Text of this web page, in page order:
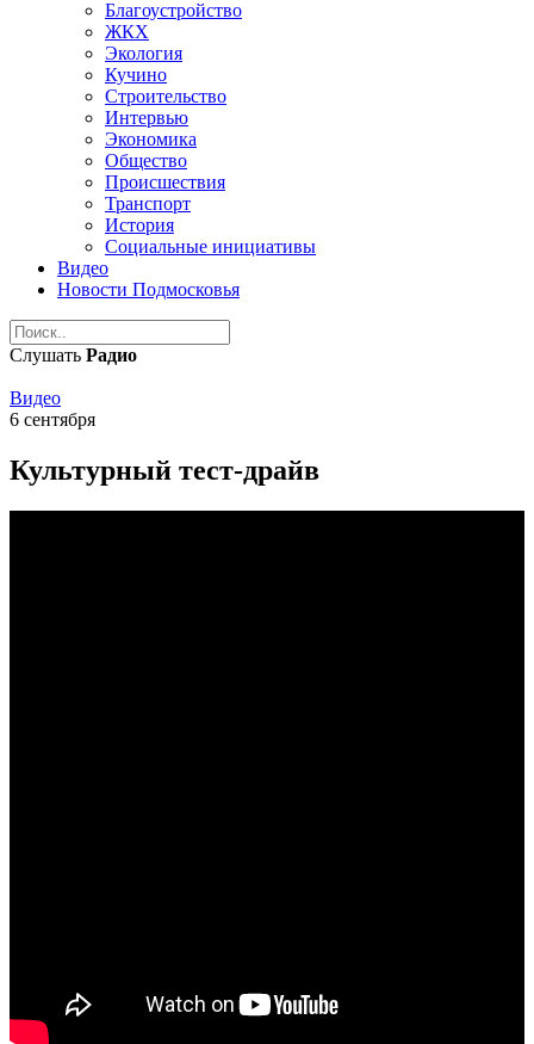
Благоустройство
ЖКХ
Экология
Кучино
Строительство
Интервью
Экономика
Общество
Происшествия
Транспорт
История
Социальные инициативы
Видео
Новости Подмосковья
Слушать Радио
Видео
6 сентября
Культурный тест-драйв